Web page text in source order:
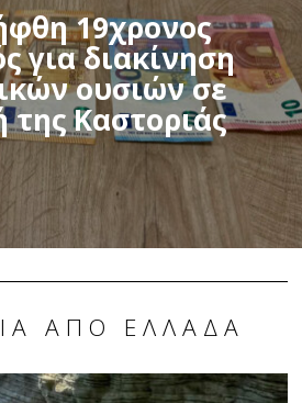
19χρονος
για διακίνηση
ουσιών σε
της Καστοριάς
ΑΠΌ ΕΛΛΆΔΑ